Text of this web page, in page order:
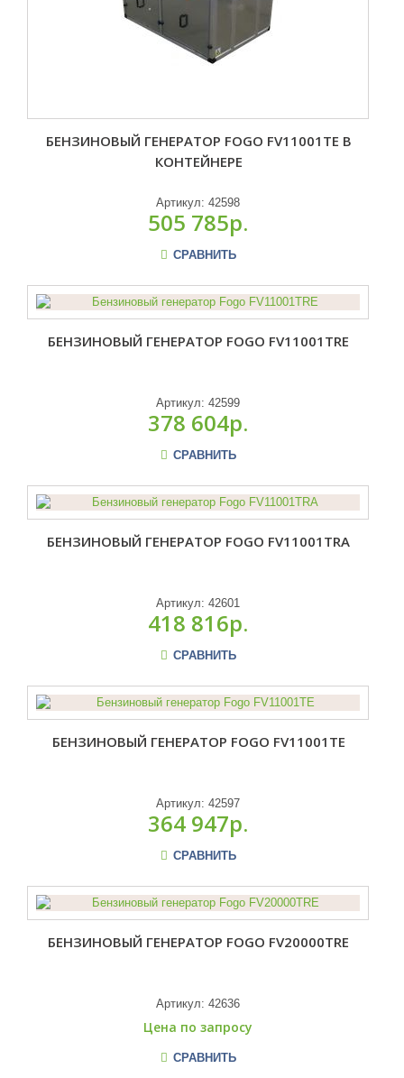
БЕНЗИНОВЫЙ ГЕНЕРАТОР FOGO FV11001TE В
КОНТЕЙНЕРЕ
Артикул:42598
505 785р.
СРАВНИТЬ
БЕНЗИНОВЫЙ ГЕНЕРАТОР FOGO FV11001TRE
Артикул:42599
378 604р.
СРАВНИТЬ
БЕНЗИНОВЫЙ ГЕНЕРАТОР FOGO FV11001TRA
Артикул:42601
418 816р.
СРАВНИТЬ
БЕНЗИНОВЫЙ ГЕНЕРАТОР FOGO FV11001TE
Артикул:42597
364 947р.
СРАВНИТЬ
БЕНЗИНОВЫЙ ГЕНЕРАТОР FOGO FV20000TRE
Артикул:42636
Цена по запросу
СРАВНИТЬ